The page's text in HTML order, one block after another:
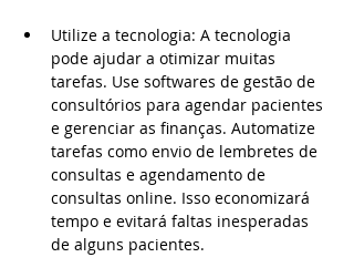
Utilize a tecnologia: A tecnologia
pode ajudar a otimizar muitas
tarefas. Use softwares de gestão de
consultórios para agendar pacientes
e gerenciar as finanças. Automatize
tarefas como envio de lembretes de
consultas e agendamento de
consultas online. Isso economizará
tempo e evitará faltas inesperadas
de alguns pacientes.